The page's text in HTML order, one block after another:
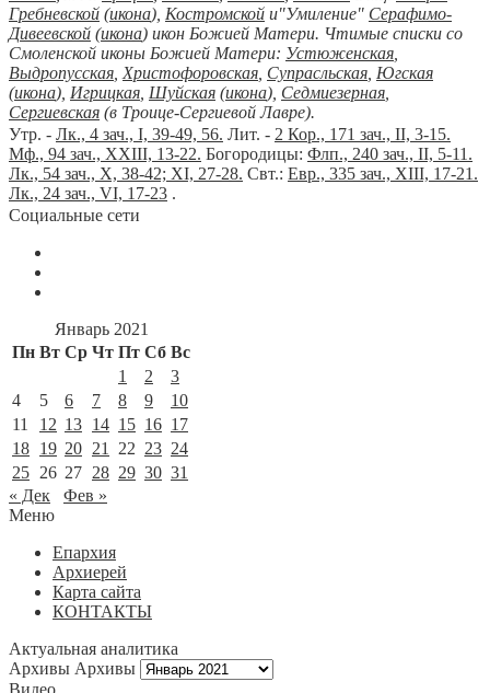
Гребневской (икона), Костромской и"Умиление" Серафимо-
Дивеевской (икона) икон Божией Матери. Чтимые списки со
Смоленской иконы Божией Матери: Устюженская
Выдропусская Христофоровская Супрасльская Югская
(икона), Игрицкая Шуйская (икона), Седмиезерная
Сергиевская (в Троице-Сергиевой Лавре).
Утр. - Лк., 4 зач., I, 39-49, 56. Лит. - 2 Кор., 171 зач., II, 3-15.
Мф., 94 зач., XXIII, 13-22. Богородицы: Флп., 240 зач., II, 5-11.
Лк., 54 зач., X, 38-42; XI, 27-28. Свт.: Евр., 335 зач., XIII, 17-21.
Лк., 24 зач., VI, 17-23 .
Социальные сети
Январь 2021
Пн Вт Ср Чт Пт Сб Вс
1
2
3
4
5 6 7 8 9
10
11
12 13 14 15 16 17
18 19 20 21 22 23 24
25 26 27 28 29 30 31
« Дек
Фев »
Меню
Епархия
Архиерей
Карта сайта
КОНТАКТЫ
Актуальная аналитика
Архивы Архивы